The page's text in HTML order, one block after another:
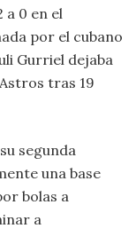
0 en el
por el cubano
Gurriel dejaba
tras 19
segunda
una base
bolas a
a